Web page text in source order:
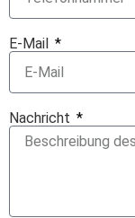
E-Mail
Nachricht